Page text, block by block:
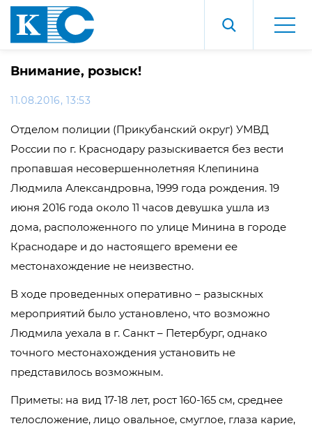
Внимание, розыск!
11.08.2016, 13:53
Отделом полиции (Прикубанский округ) УМВД
России по г. Краснодару разыскивается без вести
пропавшая несовершеннолетняя Клепинина
Людмила Александровна, 1999 года рождения. 19
июня 2016 года около 11 часов девушка ушла из
дома, расположенного по улице Минина в городе
Краснодаре и до настоящего времени ее
местонахождение не неизвестно.
В ходе проведенных оперативно – разыскных
мероприятий было установлено, что возможно
Людмила уехала в г. Санкт – Петербург, однако
точного местонахождения установить не
представилось возможным.
Приметы: на вид 17-18 лет, рост 160-165 см, среднее
телосложение, лицо овальное, смуглое, глаза карие,